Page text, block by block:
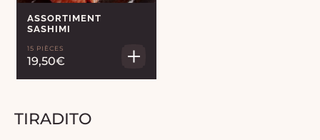
ASSORTIMENT
SASHIMI
15 PIÈCES
19,50€
TIRADITO